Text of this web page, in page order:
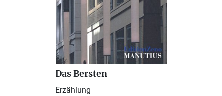
Das Bersten
Erzählung